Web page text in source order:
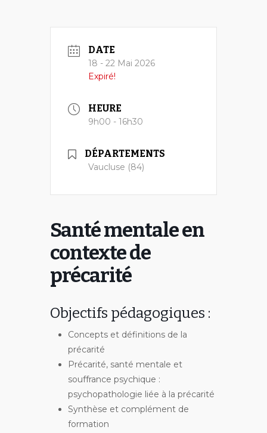
DATE
18 - 22 Mai 2026
Expiré!
HEURE
9h00 - 16h30
DÉPARTEMENTS
Vaucluse (84)
Santé mentale en
contexte de
précarité
Objectifs pédagogiques :
Concepts et définitions de la
précarité
Précarité, santé mentale et
souffrance psychique :
psychopathologie liée à la précarité
Synthèse et complément de
formation